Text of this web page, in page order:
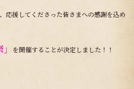
応援してくださった皆さまへの感謝を込め
を開催することが決定しました！！